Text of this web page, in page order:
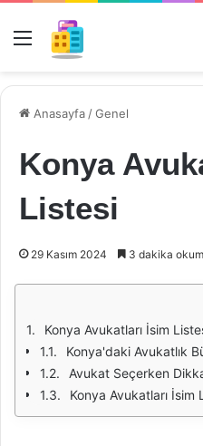
Menü
Anasayfa /Genel
Konya
Listesi
29 Kasım 2024 3 dakika
Konya Avukatları İsim
Konya'daki Avukatlık
Avukat Seçerken
Konya Avukatları İsim